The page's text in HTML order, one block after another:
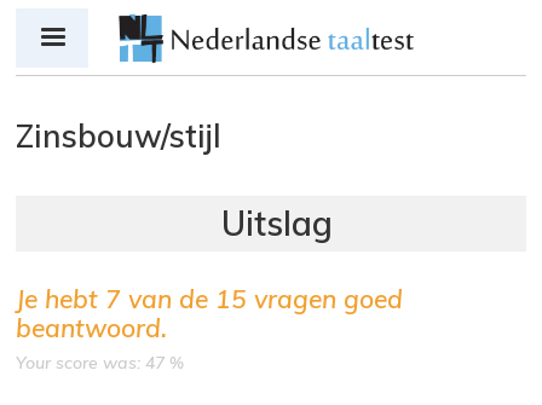
Zinsbouw/stijl
Je hebt 7 van de 15 vragen goed
beantwoord.
Your score was: 47 %